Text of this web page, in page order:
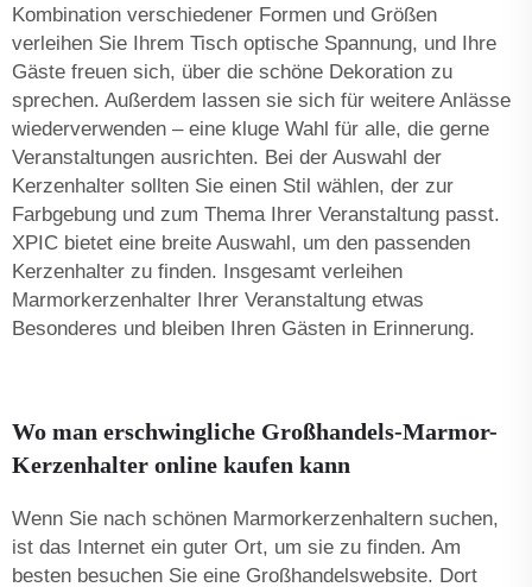
Kombination verschiedener Formen und Größen
verleihen Sie Ihrem Tisch optische Spannung, und Ihre
Gäste freuen sich, über die schöne Dekoration zu
sprechen. Außerdem lassen sie sich für weitere Anlässe
wiederverwenden – eine kluge Wahl für alle, die gerne
Veranstaltungen ausrichten. Bei der Auswahl der
Kerzenhalter sollten Sie einen Stil wählen, der zur
Farbgebung und zum Thema Ihrer Veranstaltung passt.
XPIC bietet eine breite Auswahl, um den passenden
Kerzenhalter zu finden. Insgesamt verleihen
Marmorkerzenhalter Ihrer Veranstaltung etwas
Besonderes und bleiben Ihren Gästen in Erinnerung.
Wo man erschwingliche Großhandels-Marmor-
Kerzenhalter online kaufen kann
Wenn Sie nach schönen Marmorkerzenhaltern suchen,
ist das Internet ein guter Ort, um sie zu finden. Am
besten besuchen Sie eine Großhandelswebsite. Dort